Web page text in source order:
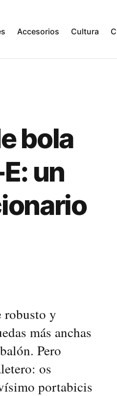
Accesorios Cultura
bola
un
robusto y
más anchas
Pero
os
portabicis